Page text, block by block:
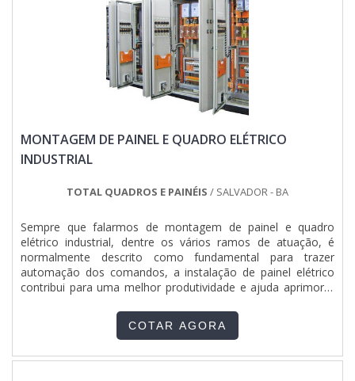
MONTAGEM DE PAINEL E QUADRO ELÉTRICO
INDUSTRIAL
TOTAL QUADROS E PAINÉIS / SALVADOR - BA
Sempre que falarmos de montagem de painel e quadro
elétrico industrial, dentre os vários ramos de atuação, é
normalmente descrito como fundamental para trazer
automação dos comandos, a instalação de painel elétrico
contribui para uma melhor produtividade e ajuda aprimorar
complexas ou garantir que todos ambientes obtenham um
resultado final que os atenda de maneira eficiente e muit...
COTAR AGORA